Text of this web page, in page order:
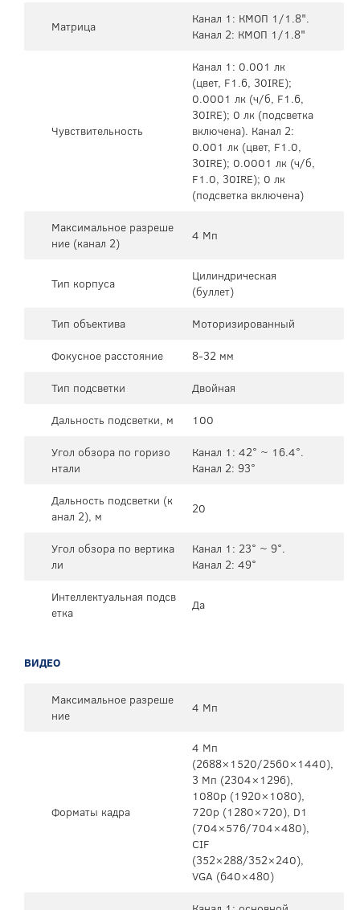
Матрица
Канал 1: КМОП 1/1.8".
Канал 2: КМОП 1/1.8"
Чувствительность
Канал 1: 0.001 лк
(цвет, F1.6, 30IRE);
0.0001 лк (ч/б, F1.6,
30IRE); 0 лк (подсветка
включена). Канал 2:
0.001 лк (цвет, F1.0,
30IRE); 0.0001 лк (ч/б,
F1.0, 30IRE); 0 лк
(подсветка включена)
Максимальное разреше
ние (канал 2)
4 Мп
Тип корпуса
Цилиндрическая
(буллет)
Тип объектива
Моторизированный
Фокусное расстояние
8-32 мм
Тип подсветки
Двойная
Дальность подсветки, м
100
Угол обзора по горизо
нтали
Канал 1: 42° ~ 16.4°.
Канал 2: 93°
Дальность подсветки (к
анал 2), м
20
Угол обзора по вертика
ли
Канал 1: 23° ~ 9°.
Канал 2: 49°
Интеллектуальная подсв
етка
Да
ВИДЕО
Максимальное разреше
ние
4 Мп
Форматы кадра
4 Mп
(2688×1520/2560×1440),
3 Mп (2304×1296),
1080p (1920×1080),
720p (1280×720), D1
(704×576/704×480),
CIF
(352×288/352×240),
VGA (640×480)